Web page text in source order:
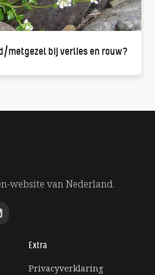
metgezel bij verlies en rouw?
website van Nederland.
Extra
Privacyverklaring